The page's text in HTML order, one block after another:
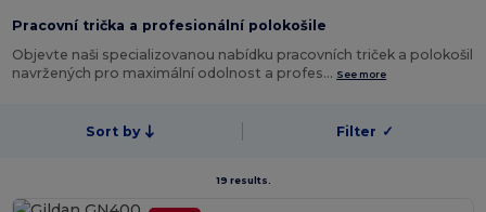
Pracovní trička a profesionální polokošile
Objevte naši specializovanou nabídku pracovních triček a polokošil
navržených pro maximální odolnost a profes… See more
Sort by Filter ✓
19 results.